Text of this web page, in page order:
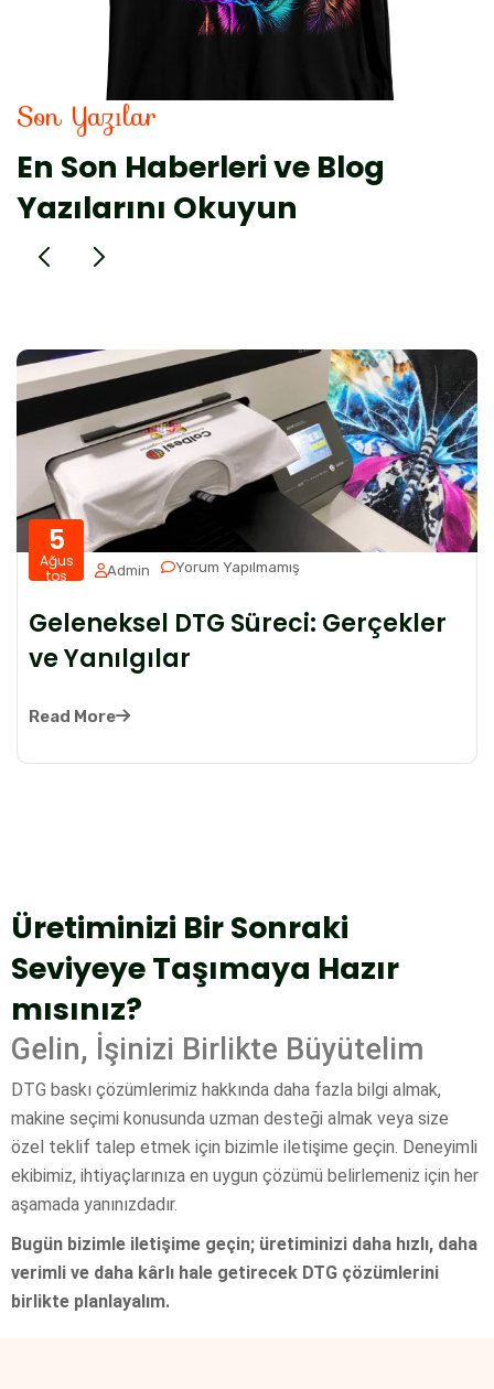
Son Yazılar
En Son Haberleri ve Blog
Yazılarını Okuyun
5
Ağus
tos
Admin Yorum Yapılmamış
Geleneksel DTG Süreci: Gerçekler
ve Yanılgılar
Read More
Üretiminizi Bir Sonraki
Seviyeye Taşımaya Hazır
mısınız?
Gelin, İşinizi Birlikte Büyütelim
DTG baskı çözümlerimiz hakkında daha fazla bilgi almak,
makine seçimi konusunda uzman desteği almak veya size
özel teklif talep etmek için bizimle iletişime geçin. Deneyimli
ekibimiz, ihtiyaçlarınıza en uygun çözümü belirlemeniz için her
aşamada yanınızdadır.
Bugün bizimle iletişime geçin; üretiminizi daha hızlı, daha
verimli ve daha kârlı hale getirecek DTG çözümlerini
birlikte planlayalım.